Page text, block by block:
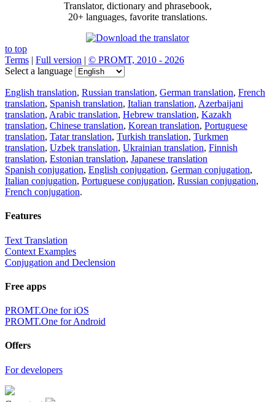
Translator, dictionary and phrasebook,
20+ languages, favorite translations.
to top
Terms | Full version | © PROMT, 2010 - 2026
Select a language
English translation, Russian translation, German translation, French
translation, Spanish translation, Italian translation, Azerbaijani
translation, Arabic translation, Hebrew translation, Kazakh
translation, Chinese translation, Korean translation, Portuguese
translation, Tatar translation, Turkish translation, Turkmen
translation, Uzbek translation, Ukrainian translation, Finnish
translation, Estonian translation, Japanese translation
Spanish conjugation, English conjugation, German conjugation,
Italian conjugation, Portuguese conjugation, Russian conjugation,
French conjugation.
Features
Text Translation
Context Examples
Conjugation and Declension
Free apps
PROMT.One for iOS
PROMT.One for Android
Offers
For developers